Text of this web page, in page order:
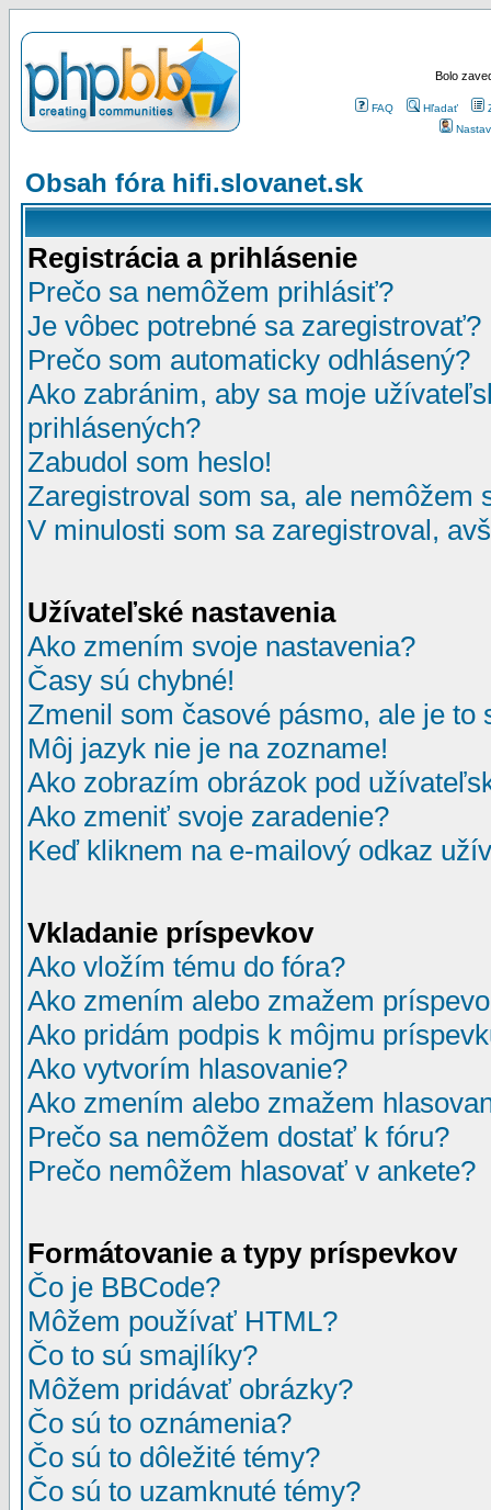
Bolo
FAQ Hľadať
Obsah fóra hifi.slovanet.sk
Registrácia a prihlásenie
Prečo sa nemôžem prihlásiť?
Je vôbec potrebné sa zaregistrovať?
Prečo som automaticky odhlásený?
Ako zabránim, aby sa moje
prihlásených?
Zabudol som heslo!
Zaregistroval som sa, ale nemôžem
V minulosti som sa zaregistroval,
Užívateľské nastavenia
Ako zmením svoje nastavenia?
Časy sú chybné!
Zmenil som časové pásmo, ale je to
Môj jazyk nie je na zozname!
Ako zobrazím obrázok pod
Ako zmeniť svoje zaradenie?
Keď kliknem na e-mailový odkaz
Vkladanie príspevkov
Ako vložím tému do fóra?
Ako zmením alebo zmažem
Ako pridám podpis k môjmu
Ako vytvorím hlasovanie?
Ako zmením alebo zmažem
Prečo sa nemôžem dostať k fóru?
Prečo nemôžem hlasovať v ankete?
Formátovanie a typy príspevkov
Čo je BBCode?
Môžem používať HTML?
Čo to sú smajlíky?
Môžem pridávať obrázky?
Čo sú to oznámenia?
Čo sú to dôležité témy?
Čo sú to uzamknuté témy?